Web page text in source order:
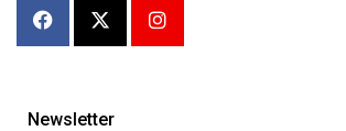
Newsletter